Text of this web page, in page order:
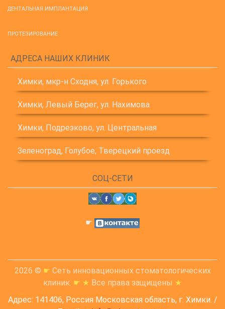
ДЕНТАЛЬНАЯ ИМПЛАНТАЦИЯ
ПРОТЕЗИРОВАНИЕ
АДРЕСА НАШИХ КЛИНИК
Химки, мкр-н Сходня, ул. Горького
Химки, Левый Берег, ул. Нахимова
Химки, Подрезково, ул. Центральная
Зеленоград, Голубое, Тверецкий проезд
СОЦ-СЕТИ
☛
2026 © ☛ Сеть инновационных стоматологических
клиник. ☛ ★ Все права защищены ★
Адрес: 141406, Россия Московская область, г. Химки. /